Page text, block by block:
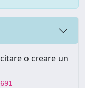
o creare un